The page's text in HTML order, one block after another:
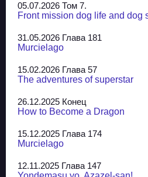
05.07.2026 Том 7.
Front mission dog life and dog
31.05.2026 Глава 181
Murcielago
15.02.2026 Глава 57
The adventures of superstar
26.12.2025 Конец
How to Become a Dragon
15.12.2025 Глава 174
Murcielago
12.11.2025 Глава 147